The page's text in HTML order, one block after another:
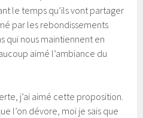
le temps qu’ils vont partager
par les rebondissements
qui nous maintiennent en
aimé l’ambiance du
j’ai aimé cette proposition.
l’on dévore, moi je sais que